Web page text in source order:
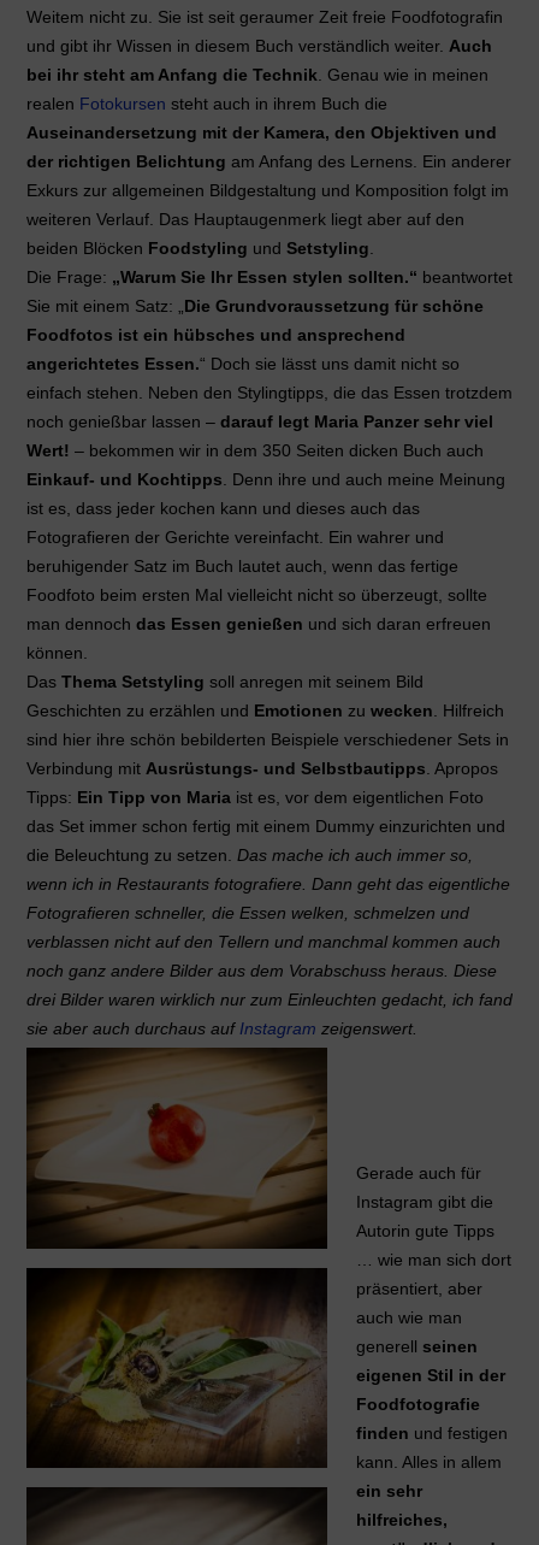
Weitem nicht zu. Sie ist seit geraumer Zeit freie Foodfotografin
und gibt ihr Wissen in diesem Buch verständlich weiter. Auch
bei ihr steht am Anfang die Technik . Genau wie in meinen
realen Fotokursen steht auch in ihrem Buch die
Auseinandersetzung mit der Kamera, den Objektiven und
der richtigen Belichtung am Anfang des Lernens. Ein anderer
Exkurs zur allgemeinen Bildgestaltung und Komposition folgt im
weiteren Verlauf. Das Hauptaugenmerk liegt aber auf den
beiden Blöcken Foodstyling und Setstyling
Die Frage: „Warum Sie Ihr Essen stylen sollten.“ beantwortet
Sie mit einem Satz: „ Die Grundvoraussetzung für schöne
Foodfotos ist ein hübsches und ansprechend
angerichtetes Essen.“ Doch sie lässt uns damit nicht so
einfach stehen. Neben den Stylingtipps, die das Essen trotzdem
noch genießbar lassen – darauf legt Maria Panzer sehr viel
Wert! – bekommen wir in dem 350 Seiten dicken Buch auch
Einkauf- und Kochtipps . Denn ihre und auch meine Meinung
ist es, dass jeder kochen kann und dieses auch das
Fotografieren der Gerichte vereinfacht. Ein wahrer und
beruhigender Satz im Buch lautet auch, wenn das fertige
Foodfoto beim ersten Mal vielleicht nicht so überzeugt, sollte
man dennoch das Essen genießen und sich daran erfreuen
können.
Das Thema Setstyling soll anregen mit seinem Bild
Geschichten zu erzählen und Emotionen zu wecken . Hilfreich
sind hier ihre schön bebilderten Beispiele verschiedener Sets in
Verbindung mit Ausrüstungs- und Selbstbautipps . Apropos
Tipps: Ein Tipp von Maria ist es, vor dem eigentlichen Foto
das Set immer schon fertig mit einem Dummy einzurichten und
die Beleuchtung zu setzen. Das mache ich auch immer so,
wenn ich in Restaurants fotografiere. Dann geht das eigentliche
Fotografieren schneller, die Essen welken, schmelzen und
verblassen nicht auf den Tellern und manchmal kommen auch
noch ganz andere Bilder aus dem Vorabschuss heraus. Diese
drei Bilder waren wirklich nur zum Einleuchten gedacht, ich fand
sie aber auch durchaus auf Instagram zeigenswert.
Gerade auch für
Instagram gibt die
Autorin gute Tipps
… wie man sich dort
präsentiert, aber
auch wie man
generell seinen
eigenen Stil in der
Foodfotografie
finden und festigen
kann. Alles in allem
ein sehr
hilfreiches,